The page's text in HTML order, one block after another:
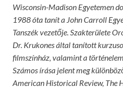
Wisconsin-Madison Egyetemen
1988 óta tanít a John Carroll
Tanszék vezetője. Szakterülete
Dr. Krukones által tanított
filmszínház, valamint a
Számos írása jelent meg különböz
American Historical Review, The